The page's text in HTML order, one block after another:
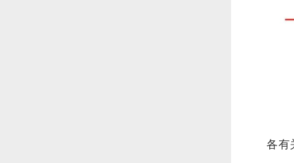
各有